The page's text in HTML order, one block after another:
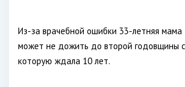
Из-за врачебной ошибки 33-летняя
может не дожить до второй годовщины
которую ждала 10 лет.